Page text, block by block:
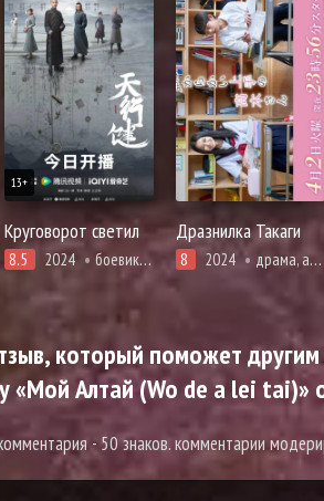
13+
Круговорот светил
8.5 2024 боевики, драма, история
Дразнилка Такаги
8 2024 драма, адаптация манги, комедия, мелодрама, про молодость и любовь, повседневность
который поможет
«Мой Алтай (Wo de a lei tai)»
- 50 знаков. комментарии